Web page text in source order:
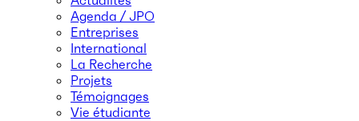
Agenda / JPO
Entreprises
International
La Recherche
Projets
Témoignages
Vie étudiante